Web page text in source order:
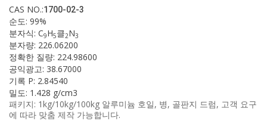
CAS NO.:1700-02-3
순도: 99%
분자식: C9H5클2N3
분자량: 226.06200
정확한 질량: 224.98600
공익광고: 38.67000
기록 P: 2.84540
밀도: 1.428 g/cm3
패키지: 1kg/10kg/100kg 알루미늄 호일, 병, 골판지 드럼, 고객 요구
에 따라 맞춤 제작 가능합니다.